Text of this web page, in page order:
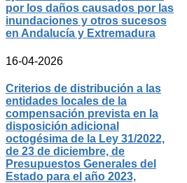
por los daños causados por las
inundaciones y otros sucesos
en Andalucía y Extremadura
16-04-2026
Criterios de distribución a las
entidades locales de la
compensación prevista en la
disposición adicional
octogésima de la Ley 31/2022,
de 23 de diciembre, de
Presupuestos Generales del
Estado para el año 2023,